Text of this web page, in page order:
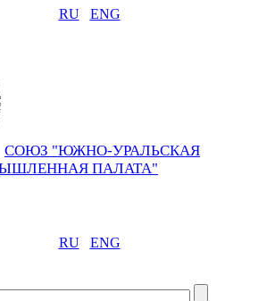
RU ENG
СОЮЗ "ЮЖНО-УРАЛЬСКАЯ
ПАЛАТА"
RU ENG